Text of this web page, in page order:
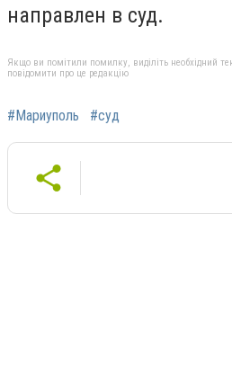
направлен в суд.
Якщо ви помітили помилку, виділіть необхідний
повідомити про це редакцію
#Мариуполь #суд